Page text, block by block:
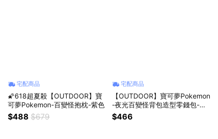
宅配商品
🌠618超夏殺【OUTDOOR】寶
可夢Pokemon-百變怪抱枕-紫色
$488 $679
宅配商品
【OUTDOOR】寶可夢Pokemon
-夜光百變怪背包造型零錢包-紫
色
$466